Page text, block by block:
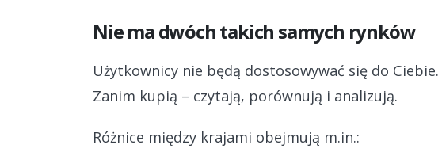
Nie ma dwóch takich samych rynków
Użytkownicy nie będą dostosowywać się do
Zanim kupią – czytają, porównują i analizują.
Różnice między krajami obejmują m.in.: